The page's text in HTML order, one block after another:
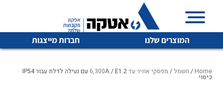
המוצרים שלנו חברות מייצגות
Home
/ חשמל / מפסקי אוויר עד 6,300A / E1.2 עם נעילה לדלת עבור IP54
כיסוי